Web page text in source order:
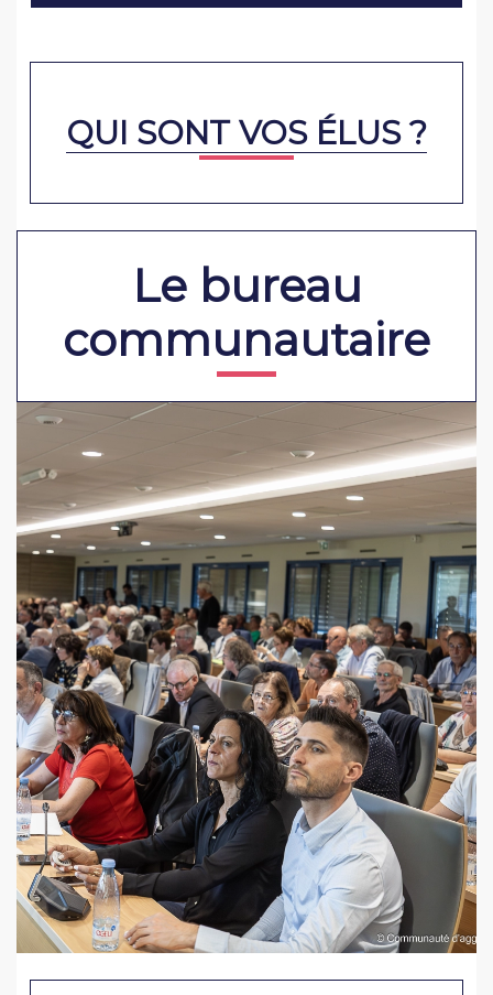
QUI SONT VOS ÉLUS ?
Le bureau
communautaire